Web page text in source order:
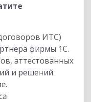
ИТС)
фирмы 1С.
аттестованных
и решений